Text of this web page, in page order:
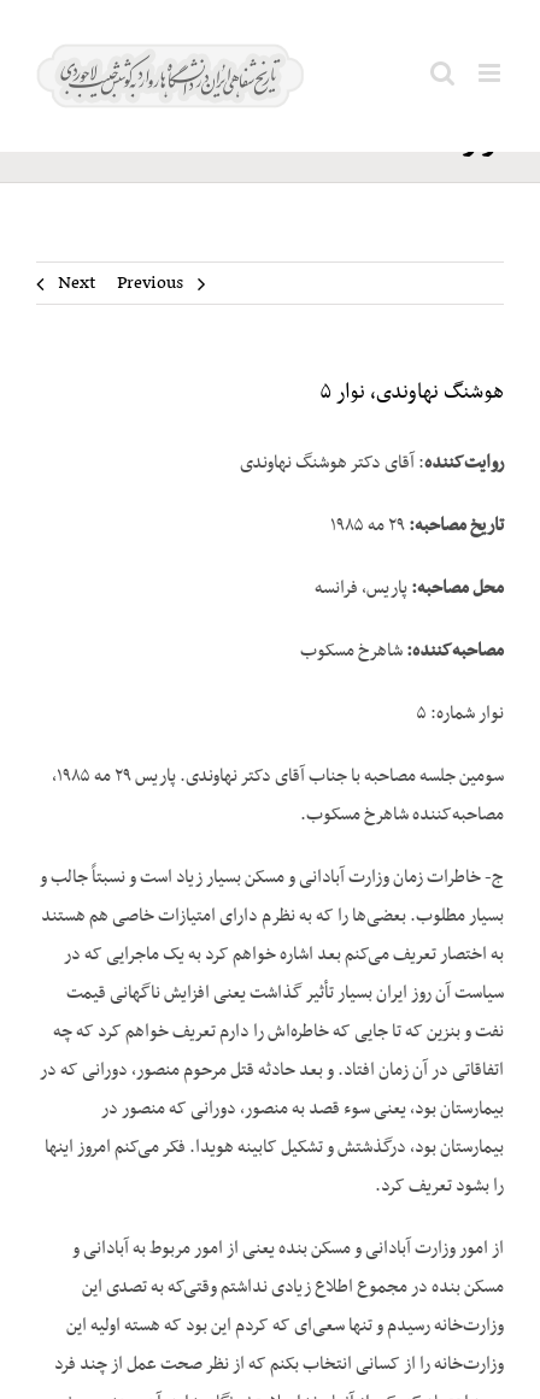
نهاوندی،
نوار ۵
Previous
Next
هوشنگ نهاوندی، نوار ۵
روایت‌کننده: آقای دکتر هوشنگ نهاوندی
تاریخ مصاحبه:
محل مصاحبه:پاریس، فرانسه
مصاحبه‌کننده:شاهرخ مسکوب
نوار شماره: ۵
سومین جلسه مصاحبه با جناب آقای دکتر نهاوندی. پاریس ۲۹ مه ۱۹۸۵،
مصاحبه‌کننده شاهرخ مسکوب.
ج- خاطرات زمان وزارت آبادانی و مسکن بسیار زیاد است و نسبتاً جالب و
بسیار مطلوب. بعضی‌ها را که به نظرم دارای امتیازات خاصی هم هستند
به اختصار تعریف می‌کنم بعد اشاره خواهم کرد به یک ماجرایی که در
سیاست آن روز ایران بسیار تأثیر گذاشت یعنی افزایش ناگهانی قیمت
نفت و بنزین که تا جایی که خاطره‌اش را دارم تعریف خواهم کرد که چه
اتفاقاتی در آن زمان افتاد. و بعد حادثه قتل مرحوم منصور، دورانی که در
بیمارستان بود، یعنی سوء قصد به منصور، دورانی که منصور در
بیمارستان بود، درگذشتش و تشکیل کابینه هویدا. فکر می‌کنم امروز اینها
را بشود تعریف کرد.
از امور وزارت آبادانی و مسکن بنده یعنی از امور مربوط به آبادانی و
مسکن بنده در مجموع اطلاع زیادی نداشتم وقتی‌که به تصدی این
وزارت‌خانه رسیدم و تنها سعی‌ای که کردم این بود که هسته اولیه این
وزارت‌خانه را از کسانی انتخاب بکنم که از نظر صحت عمل از چند فرد